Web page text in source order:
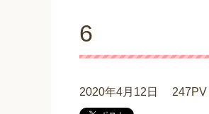
6
2020年4月12日 247PV